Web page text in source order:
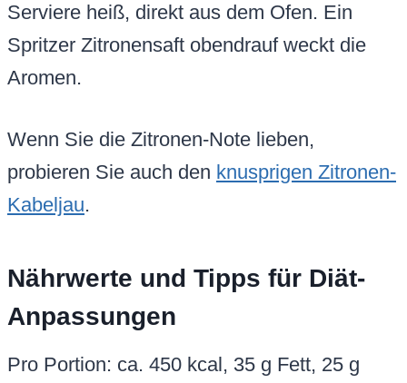
Serviere heiß, direkt aus dem Ofen. Ein
Spritzer Zitronensaft obendrauf weckt die
Aromen.
Wenn Sie die Zitronen-Note lieben,
probieren Sie auch den knusprigen Zitronen-
Kabeljau.
Nährwerte und Tipps für Diät-
Anpassungen
Pro Portion: ca. 450 kcal, 35 g Fett, 25 g